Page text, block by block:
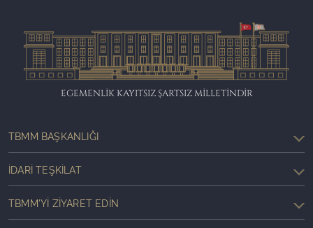
EGEMENLİK KAYITSIZ ŞARTSIZ MİLLETİNDİR
TBMM BAŞKANLIĞI
İDARI TEŞKILAT
TBMM'YI ZIYARET EDIN